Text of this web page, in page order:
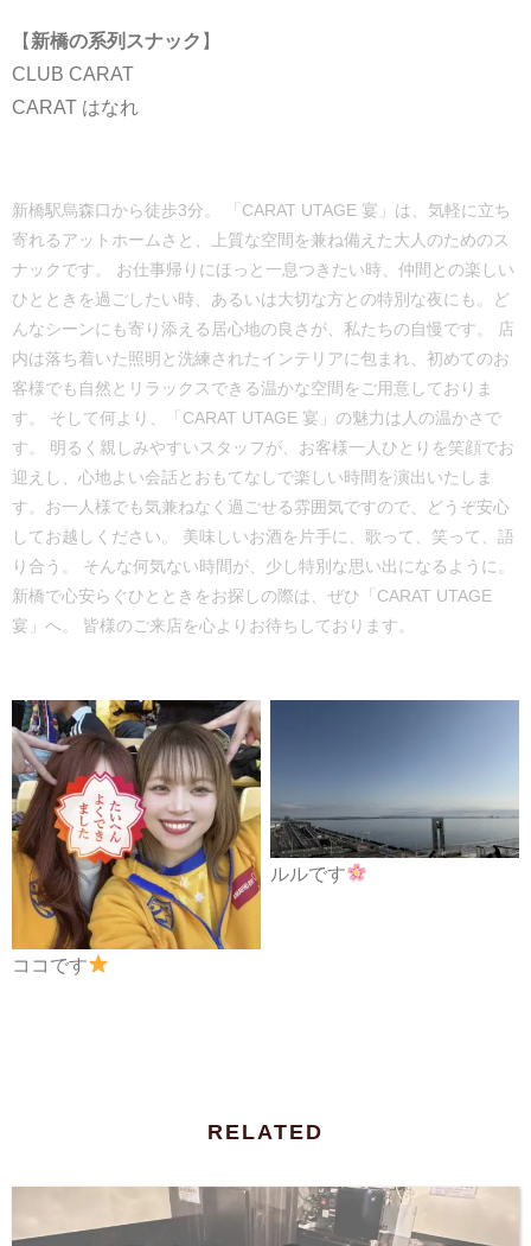
【 新橋の系列スナック 】
CLUB CARAT
CARAT はなれ
新橋駅烏森口から徒歩3分。 「CARAT UTAGE 宴」は、気軽に立ち
寄れるアットホームさと、上質な空間を兼ね備えた大人のためのス
ナックです。 お仕事帰りにほっと一息つきたい時、仲間との楽しい
ひとときを過ごしたい時、あるいは大切な方との特別な夜にも。ど
んなシーンにも寄り添える居心地の良さが、私たちの自慢です。 店
内は落ち着いた照明と洗練されたインテリアに包まれ、初めてのお
客様でも自然とリラックスできる温かな空間をご用意しておりま
す。 そして何より、「CARAT UTAGE 宴」の魅力は人の温かさで
す。 明るく親しみやすいスタッフが、お客様一人ひとりを笑顔でお
迎えし、心地よい会話とおもてなしで楽しい時間を演出いたしま
す。お一人様でも気兼ねなく過ごせる雰囲気ですので、どうぞ安心
してお越しください。 美味しいお酒を片手に、歌って、笑って、語
り合う。 そんな何気ない時間が、少し特別な思い出になるように。
新橋で心安らぐひとときをお探しの際は、ぜひ「CARAT UTAGE
宴」へ。 皆様のご来店を心よりお待ちしております。
ココです
ルルです
RELATED